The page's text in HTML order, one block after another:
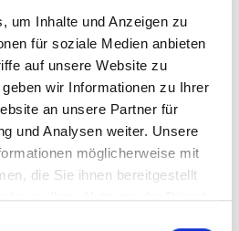
um Inhalte und Anzeigen zu
für soziale Medien anbieten
auf unsere Website zu
wir Informationen zu Ihrer
an unsere Partner für
und Analysen weiter. Unsere
möglicherweise mit
die Sie ihnen bereitgestellt
Ihrer Nutzung der Dienste